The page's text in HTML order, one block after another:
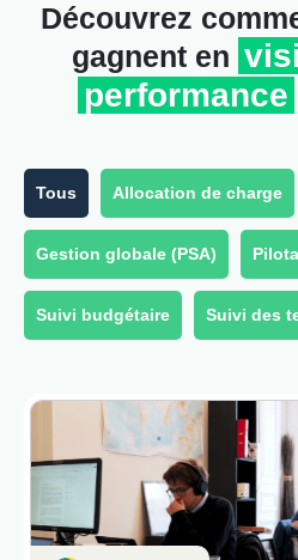
Découvrez
gagnent en
performance
Tous Allocation de charge
Gestion globale (PSA)
Suivi budgétaire Suivi des